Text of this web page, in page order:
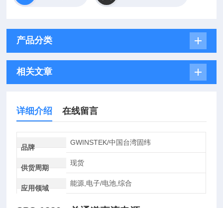
产品分类
相关文章
详细介绍 在线留言
品牌
GWINSTEK/中国台湾固纬
供货周期
现货
应用领域
能源,电子/电池,综合